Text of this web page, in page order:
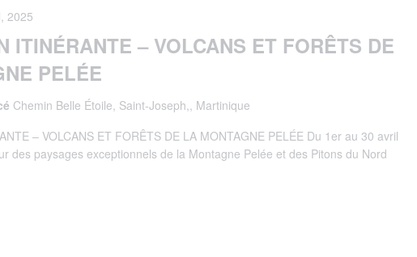
ITINÉRANTE – VOLCANS ET FORÊTS DE
PELÉE
2025
Chemin Belle Étoile, Saint-Joseph,, Martinique
– VOLCANS ET FORÊTS DE LA MONTAGNE PELÉE Du 1er au 30 avril
des paysages exceptionnels de la Montagne Pelée et des Pitons du Nord